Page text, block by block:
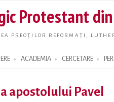
main
Protestant
PREOȚILOR REFORMAȚI,
ACADEMIA CERCETARE
apostolului Pavel